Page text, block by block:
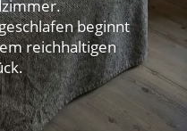
beginnt
reichhaltigen